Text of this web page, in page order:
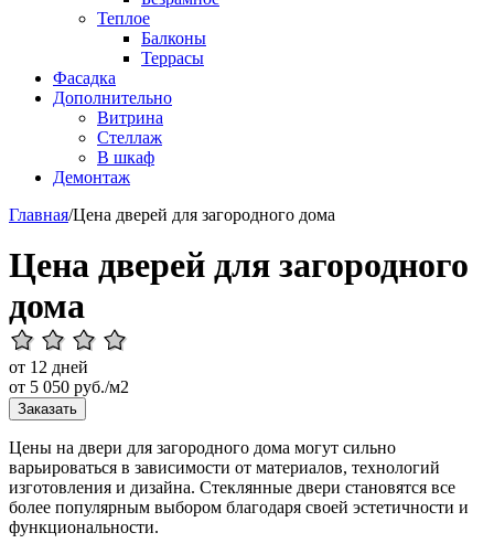
Теплое
Балконы
Террасы
Фасадка
Дополнительно
Витрина
Стеллаж
В шкаф
Демонтаж
Главная/Цена дверей для загородного дома
Цена дверей для загородного
дома
от 12 дней
от 5 050 руб./м2
Заказать
Цены на двери для загородного дома могут сильно
варьироваться в зависимости от материалов, технологий
изготовления и дизайна. Стеклянные двери становятся все
более популярным выбором благодаря своей эстетичности и
функциональности.